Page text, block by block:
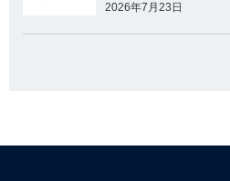
2026年7月23日